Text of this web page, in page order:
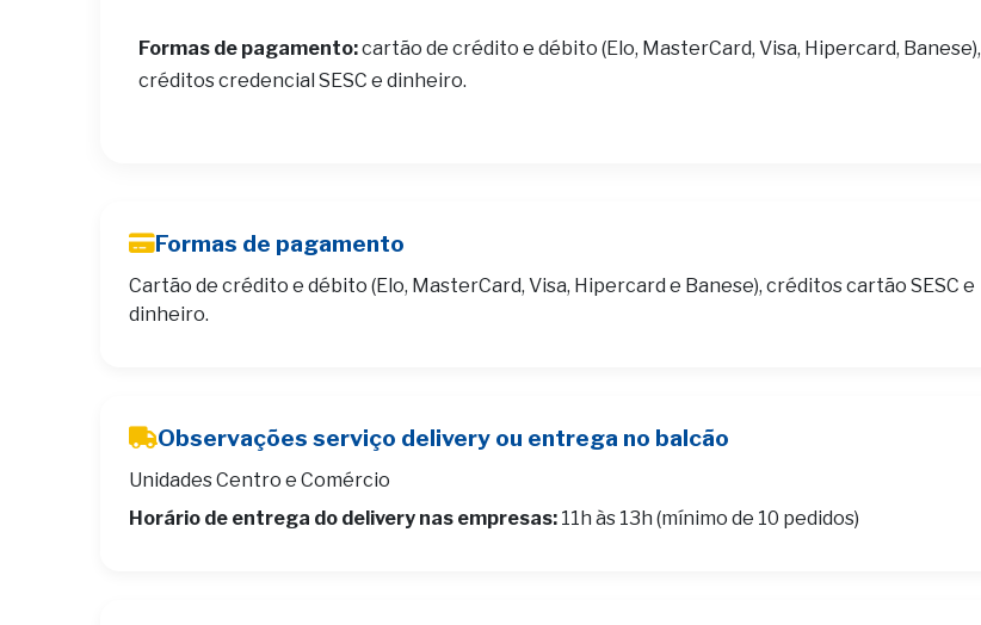
Formas de pagamento:cartão de crédito e débito (Elo, MasterCard, Visa, Hipercard, Banese),
créditos credencial SESC e dinheiro.
Formas de pagamento
Cartão de crédito e débito (Elo, MasterCard, Visa, Hipercard e Banese), créditos cartão SESC e
dinheiro.
Observações serviço delivery ou entrega no balcão
Unidades Centro e Comércio
Horário de entrega do delivery nas empresas: 11h às 13h (mínimo de 10 pedidos)